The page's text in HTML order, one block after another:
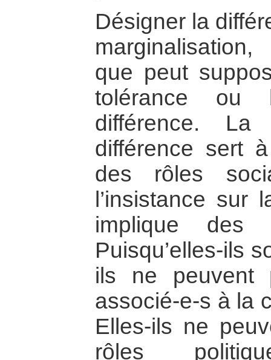
Désigner la
que peut
tolérance
différence.
différence sert
des rôles
l’insistance sur
implique des
Puisqu’elles-ils
ils ne peuvent
associé-e-s à la
Elles-ils ne
rôles